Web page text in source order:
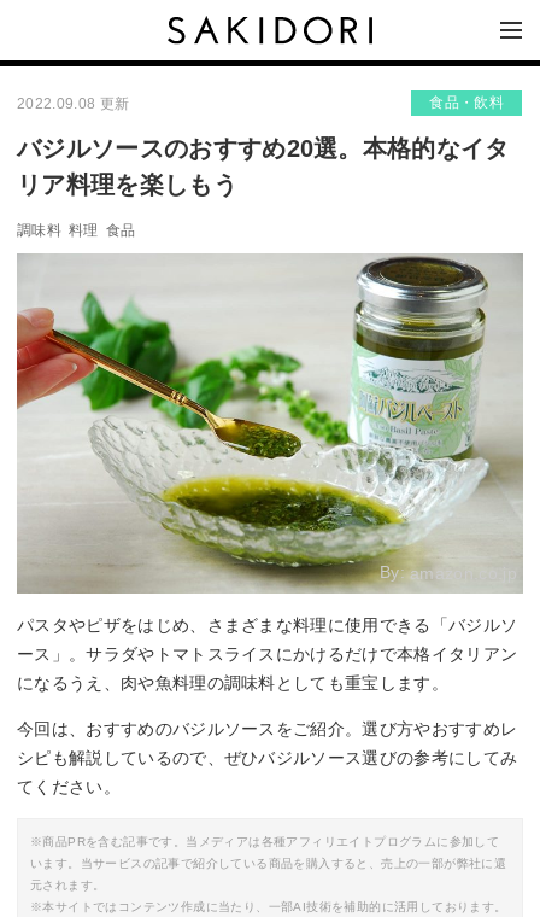
2022.09.08 更新 食品・飲料
バジルソースのおすすめ20選。本格的なイタ
リア料理を楽しもう
調味料 料理 食品
By:amazon.co.jp
パスタやピザをはじめ、さまざまな料理に使用できる「バジルソ
ース」。サラダやトマトスライスにかけるだけで本格イタリアン
になるうえ、肉や魚料理の調味料としても重宝します。
今回は、おすすめのバジルソースをご紹介。選び方やおすすめレ
シピも解説しているので、ぜひバジルソース選びの参考にしてみ
てください。
※商品PRを含む記事です。当メディアは各種アフィリエイトプログラムに参加して
います。当サービスの記事で紹介している商品を購入すると、売上の一部が弊社に還
元されます。
※本サイトではコンテンツ作成に当たり、一部AI技術を補助的に活用しております。